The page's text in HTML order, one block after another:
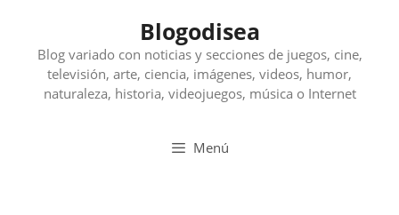
contenido
Blogodisea
Blog variado con noticias y secciones de juegos, cine,
televisión, arte, ciencia, imágenes, videos, humor,
naturaleza, historia, videojuegos, música o Internet
Menú